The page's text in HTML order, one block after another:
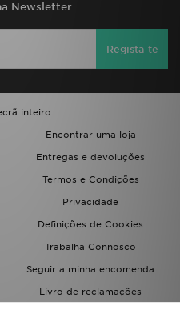
Newsletter
Regista-te
inteiro
Encontrar uma loja
Entregas e devoluções
Termos e Condições
Privacidade
Definições de Cookies
Trabalha Connosco
Seguir a minha encomenda
Livro de reclamações